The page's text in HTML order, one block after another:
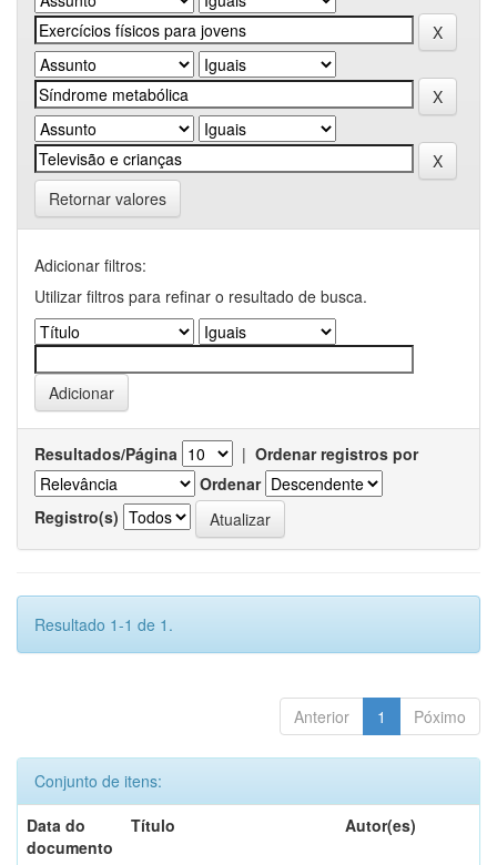
Retornar valores
Adicionar filtros:
Utilizar filtros para refinar o resultado de busca.
Resultados/Página | Ordenar registros por
Ordenar
Registro(s)
Resultado 1-1 de 1.
Anterior 1 Póximo
Conjunto de itens:
Data do
documento
Título Autor(es)